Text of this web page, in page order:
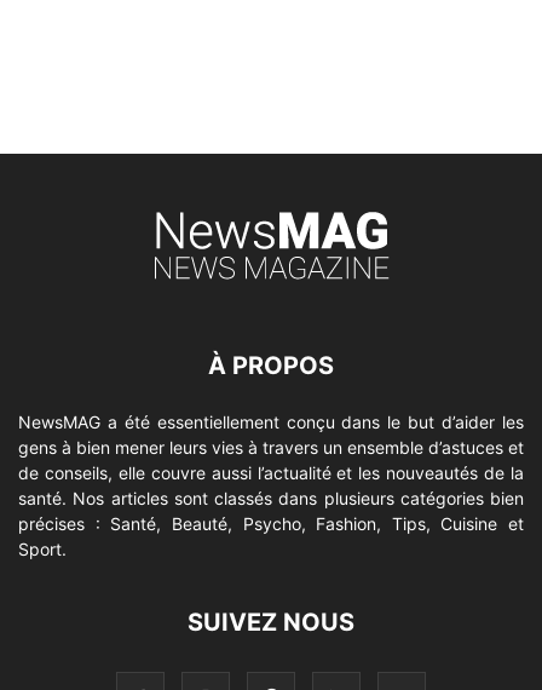
À PROPOS
NewsMAG a été essentiellement conçu dans le but d’aider les
gens à bien mener leurs vies à travers un ensemble d’astuces et
de conseils, elle couvre aussi l’actualité et les nouveautés de la
santé. Nos articles sont classés dans plusieurs catégories bien
précises : Santé, Beauté, Psycho, Fashion, Tips, Cuisine et
Sport.
SUIVEZ NOUS